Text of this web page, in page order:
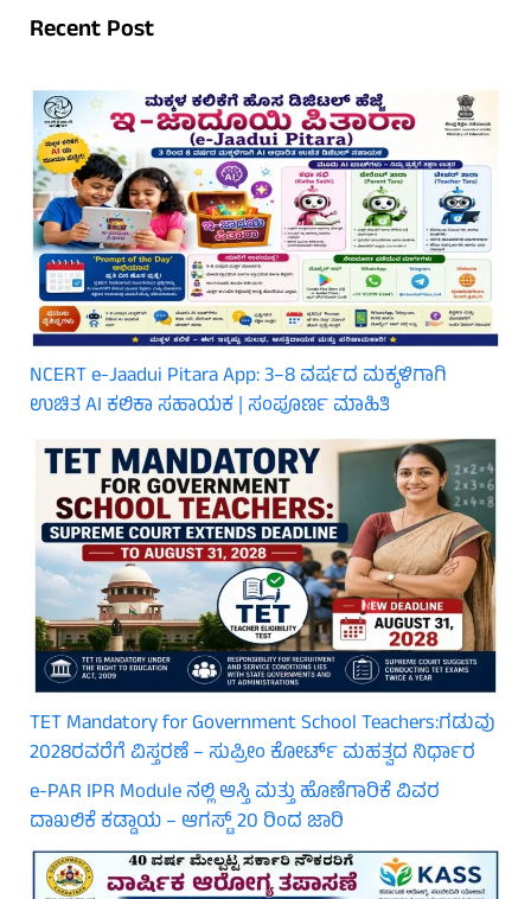
Recent Post
NCERT e-Jaadui Pitara App: 3–8 ವರ್ಷದ ಮಕ್ಕಳಿಗಾಗಿ
ಉಚಿತ AI ಕಲಿಕಾ ಸಹಾಯಕ | ಸಂಪೂರ್ಣ ಮಾಹಿತಿ
TET Mandatory for Government School Teachers:ಗಡುವು
2028ರವರೆಗೆ ವಿಸ್ತರಣೆ – ಸುಪ್ರೀಂ ಕೋರ್ಟ್ ಮಹತ್ವದ ನಿರ್ಧಾರ
e-PAR IPR Module ನಲ್ಲಿ ಆಸ್ತಿ ಮತ್ತು ಹೊಣೆಗಾರಿಕೆ ವಿವರ
ದಾಖಲಿಕೆ ಕಡ್ಡಾಯ – ಆಗಸ್ಟ್ 20 ರಿಂದ ಜಾರಿ